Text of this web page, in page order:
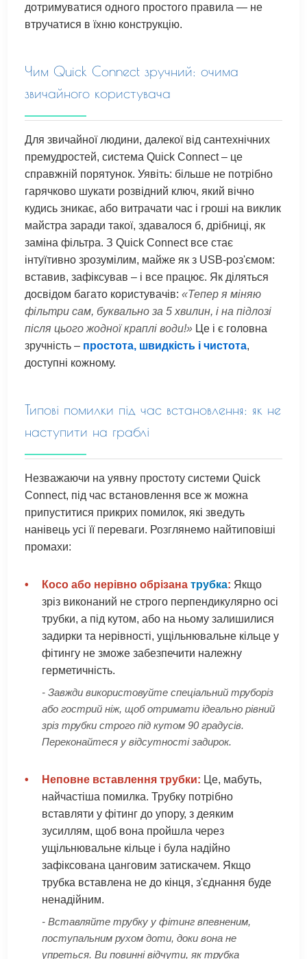
дотримуватися одного простого правила — не
втручатися в їхню конструкцію.
Чим Quick Connect зручний: очима
звичайного користувача
Для звичайної людини, далекої від сантехнічних
премудростей, система Quick Connect – це
справжній порятунок. Уявіть: більше не потрібно
гарячково шукати розвідний ключ, який вічно
кудись зникає, або витрачати час і гроші на виклик
майстра заради такої, здавалося б, дрібниці, як
заміна фільтра. З Quick Connect все стає
інтуїтивно зрозумілим, майже як з USB-роз'ємом:
вставив, зафіксував – і все працює. Як діляться
досвідом багато користувачів:«Тепер я міняю
фільтри сам, буквально за 5 хвилин, і на підлозі
після цього жодної краплі води!» Це і є головна
зручність – простота, швидкість і чистота,
доступні кожному.
Типові помилки під час встановлення: як не
наступити на граблі
Незважаючи на уявну простоту системи Quick
Connect, під час встановлення все ж можна
припуститися прикрих помилок, які зведуть
нанівець усі її переваги. Розглянемо найтиповіші
промахи:
• Косо або нерівно обрізанатрубка: Якщо
зріз виконаний не строго перпендикулярно осі
трубки, а під кутом, або на ньому залишилися
задирки та нерівності, ущільнювальне кільце у
фітингу не зможе забезпечити належну
герметичність.
- Завжди використовуйте спеціальний труборіз
або гострий ніж, щоб отримати ідеально рівний
зріз трубки строго під кутом 90 градусів.
Переконайтеся у відсутності задирок.
• Неповне вставлення трубки: Це, мабуть,
найчастіша помилка. Трубку потрібно
вставляти у фітинг до упору, з деяким
зусиллям, щоб вона пройшла через
ущільнювальне кільце і була надійно
зафіксована цанговим затискачем. Якщо
трубка вставлена не до кінця, з'єднання буде
ненадійним.
- Вставляйте трубку у фітинг впевненим,
поступальним рухом доти, доки вона не
упреться. Ви повинні відчути, як трубка